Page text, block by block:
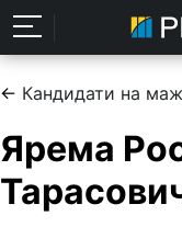
← Кандидати на
Ярема